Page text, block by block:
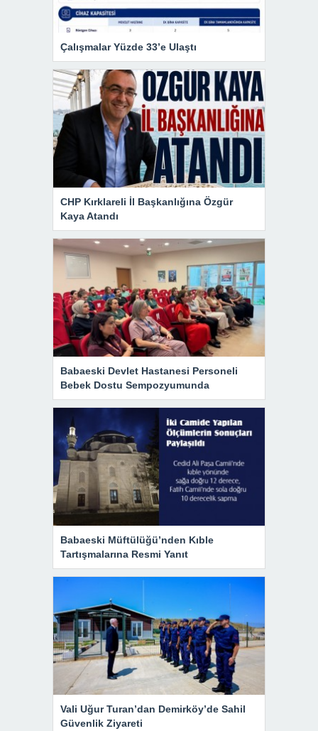
Çalışmalar Yüzde 33’e Ulaştı
CHP Kırklareli İl Başkanlığına Özgür
Kaya Atandı
Babaeski Devlet Hastanesi Personeli
Bebek Dostu Sempozyumunda
Babaeski Müftülüğü’nden Kıble
Tartışmalarına Resmi Yanıt
Vali Uğur Turan’dan Demirköy’de Sahil
Güvenlik Ziyareti